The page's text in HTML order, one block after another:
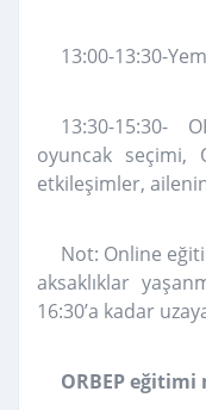
13:00-13:30-
13:30-15:30-
oyuncak seçimi,
etkileşimler,
Not: Online
aksaklıklar
16:30’a kadar
ORBEP eğitimi